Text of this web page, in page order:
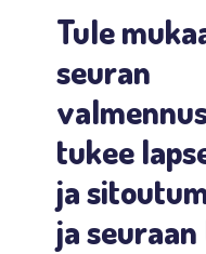
Tule
seuran
tukee
ja
ja seuraan